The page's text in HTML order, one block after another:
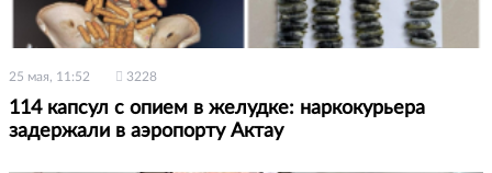
25 мая, 11:52 3228
114 капсул с опием в желудке: наркокурьера
задержали в аэропорту Актау